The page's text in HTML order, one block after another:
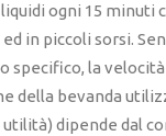
ogni 15 minuti
in piccoli sorsi.
specifico, la velocità
della bevanda
utilità) dipende dal